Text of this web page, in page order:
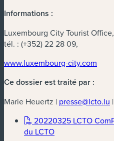
Informations :
Luxembourg City Tourist Office,
tél. : (+352) 22 28 09,
www.luxembourg-city.com
Ce dossier est traité par :
Marie Heuertz | presse@lcto.lu
20220325 LCTO
du LCTO(nouvelle fenêtre)